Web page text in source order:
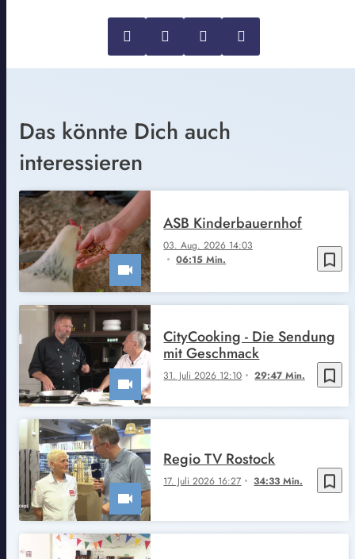
Das könnte Dich auch
interessieren
bookmark_border
03. Aug. 2026 14:03
06:15 Min.
ASB Kinderbauernhof
bookmark_border
31. Juli 2026 12:10 29:47 Min.
CityCooking - Die Sendung
mit Geschmack
bookmark_border
17. Juli 2026 16:27 34:33 Min.
Regio TV Rostock